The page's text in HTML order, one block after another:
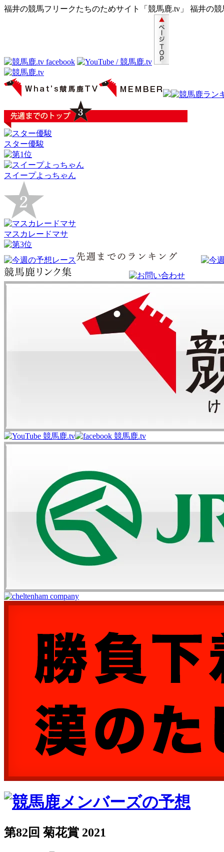
福井の競馬フリークたちのためサイト「競馬鹿.tv」 福井の
スター優駿
スイープよっちゃん
マスカレードマサ
第82回 菊花賞 2021